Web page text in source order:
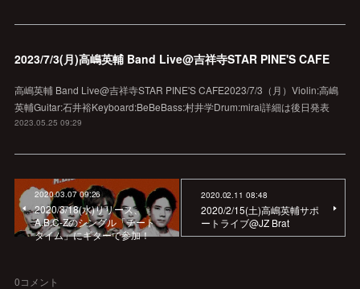
2023/7/3(月)高嶋英輔 Band Live@吉祥寺STAR PINE'S CAFE
高嶋英輔 Band Live@吉祥寺STAR PINE'S CAFE2023/7/3（月）Violin:高嶋
英輔Guitar:石井裕Keyboard:BeBeBass:村井学Drum:mirai詳細は後日発表
2023.05.25 09:29
2020.03.07 09:26
2020/3/18(水)リリース、
A.B.C-Zのシングル「チート
タイム」にギターで参加！
2020.02.11 08:48
2020/2/15(土)高嶋英輔サポ
ートライブ@JZ Brat
0コメント